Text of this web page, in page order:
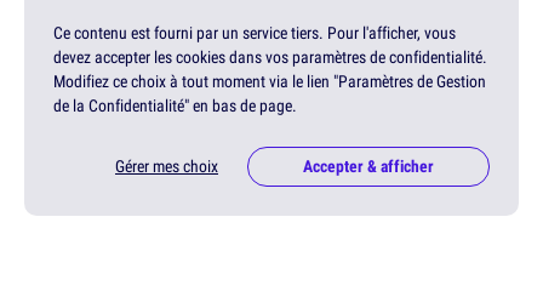
Ce contenu est fourni par un service tiers. Pour l'afficher, vous
devez accepter les cookies dans vos paramètres de confidentialité.
Modifiez ce choix à tout moment via le lien "Paramètres de Gestion
de la Confidentialité" en bas de page.
Gérer mes choix Accepter & afficher